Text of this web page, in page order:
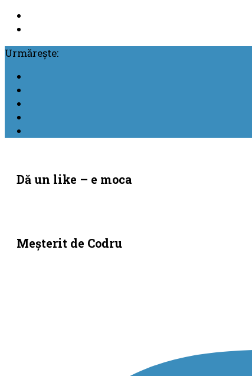
Urmărește:
Dă un like – e moca
Meşterit de Codru